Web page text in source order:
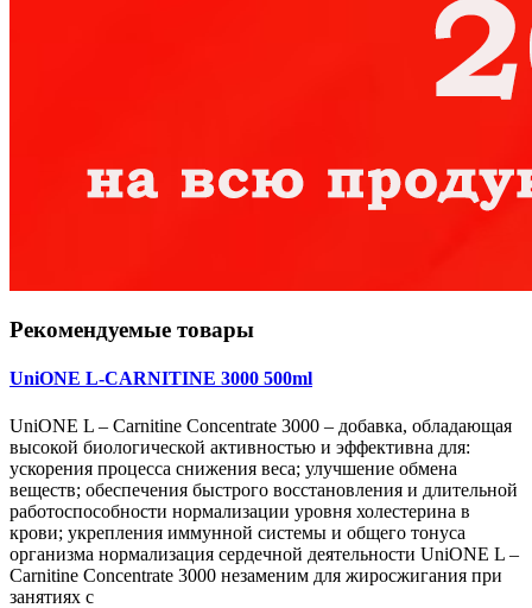
Рекомендуемые товары
UniONE L-CARNITINE 3000 500ml
UniONE L – Carnitine Concentrate 3000 – добавка, обладающая
высокой биологической активностью и эффективна для:
ускорения процесса снижения веса; улучшение обмена
веществ; обеспечения быстрого восстановления и длительной
работоспособности нормализации уровня холестерина в
крови; укрепления иммунной системы и общего тонуса
организма нормализация сердечной деятельности UniONE L –
Carnitine Concentrate 3000 незаменим для жиросжигания при
занятиях с